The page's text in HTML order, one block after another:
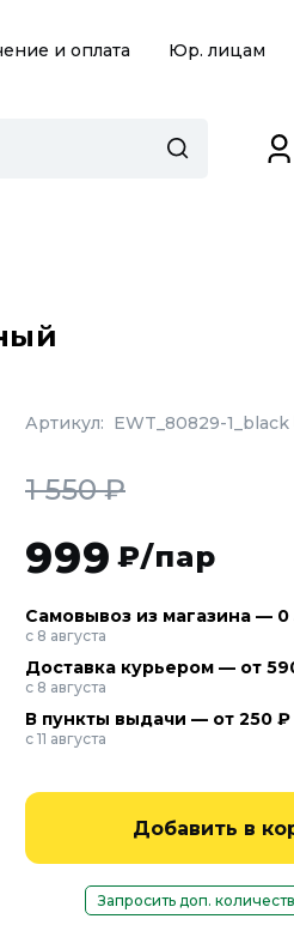
и оплата Юр. лицам
Артикул: EWT_80829-1_black
1 550₽
999 ₽/пар
Самовывоз из магазина — 0
с 8 августа
Доставка курьером — от
с 8 августа
В пункты выдачи — от 250 ₽
с 11 августа
Добавить в
Запросить доп.